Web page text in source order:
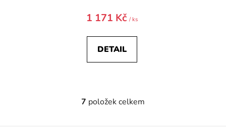
1 171 Kč / ks
DETAIL
O
7 položek celkem